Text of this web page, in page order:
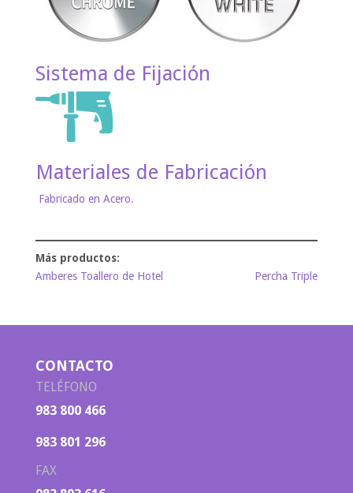
Sistema de Fijación
Materiales de Fabricación
Fabricado en Acero.
Amberes Toallero de Hotel Percha Triple
CONTACTO
TELÉFONO
983 800 466
983 801 296
FAX